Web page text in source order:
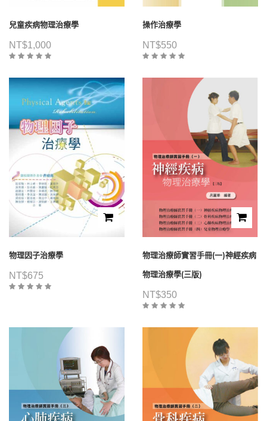
兒童疾病物理治療學
NT$1,000
操作治療學
NT$550
物理因子治療學
NT$675
物理治療師實習手冊(一)神經疾病
物理治療學(三版)
NT$350